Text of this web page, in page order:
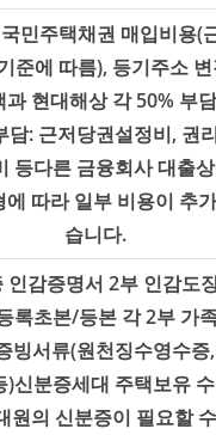
민주택채권 매입비용(
준에 따름), 등기주소
과 현대해상 각 50% 부
담: 근저당권설정비, 권
등다른 금융회사 대출
에 따라 일부 비용이 추
습니다.
인감증명서 2부 인감도
록초본/등본 각 2부 가
빙서류(원천징수영수증
)신분증세대 주택보유
원의 신분증이 필요할